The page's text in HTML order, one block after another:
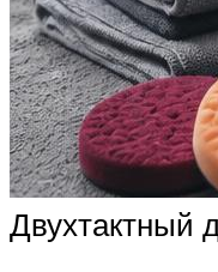
Двухтактный